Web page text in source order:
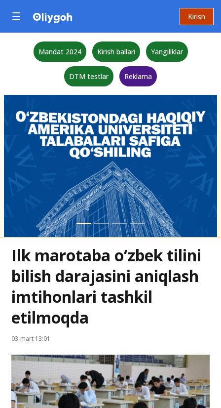
Kirish
Mandat 2024 Kirish ballari Yangiliklar
DTM testlar Reklama
Ilk marotaba o‘zbek tilini
bilish darajasini aniqlash
imtihonlari tashkil
etilmoqda
03-mart 13:01